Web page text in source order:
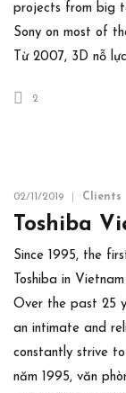
projects from big
Sony on most of
Từ 2007, 3D nỗ
2
02/11/2019 Clients
Toshiba
Since 1995, the
Toshiba in
Over the past 25
an intimate and
constantly strive
năm 1995, văn